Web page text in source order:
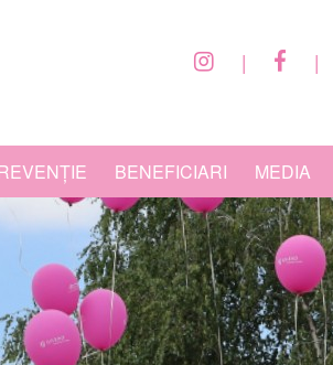
| |
BENEFICIARI MEDIA